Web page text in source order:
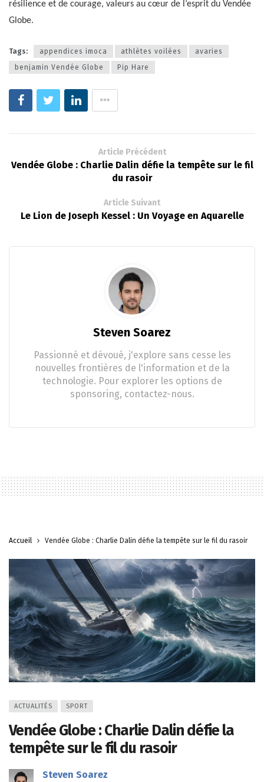
résilience et de courage, valeurs au cœur de l’esprit du Vendée
Globe.
Tags: appendices imoca athlètes voilées
avaries
benjamin Vendée Globe
Pip Hare
Article Précédent
Vendée Globe : Charlie Dalin défie la tempête sur le fil
du rasoir
Article Suivant
Le Lion de Joseph Kessel : Un Voyage en Aquarelle
Steven Soarez
Passionné et dévoué, j'explore sans cesse les
nouvelles frontières de l'information et de la
technologie. Pour explorer les options de
sponsoring, contactez-nous.
Accueil Vendée Globe : Charlie Dalin défie la tempête sur le fil du rasoir
ACTUALITÉS SPORT
Vendée Globe : Charlie Dalin défie la
tempête sur le fil du rasoir
Steven Soarez